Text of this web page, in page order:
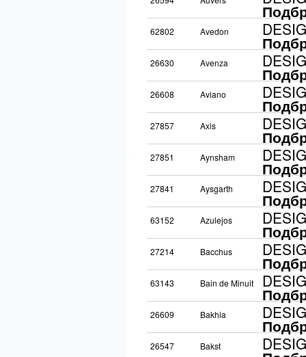
62802 Avedon
26630 Avenza
26608 Aviano
27857 Axis
27851 Aynsham
27841 Aysgarth
63152 Azulejos
27214 Bacchus
63143 Bain de Minuit
26609 Bakhia
26547 Bakst